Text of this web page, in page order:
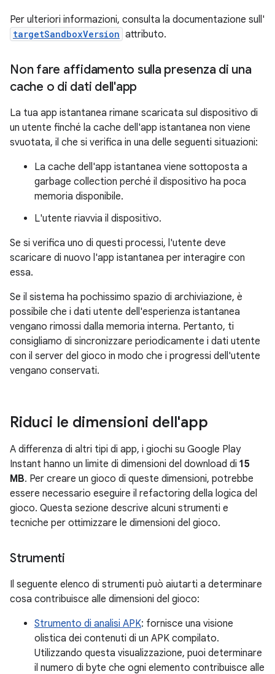
Per ulteriori informazioni, consulta la documentazione sull'
targetSandboxVersion attributo.
Non fare affidamento sulla presenza di una
cache o di dati dell'app
La tua app istantanea rimane scaricata sul dispositivo di
un utente finché la cache dell'app istantanea non viene
svuotata, il che si verifica in una delle seguenti situazioni:
La cache dell'app istantanea viene sottoposta a
garbage collection perché il dispositivo ha poca
memoria disponibile.
L'utente riavvia il dispositivo.
Se si verifica uno di questi processi, l'utente deve
scaricare di nuovo l'app istantanea per interagire con
essa.
Se il sistema ha pochissimo spazio di archiviazione, è
possibile che i dati utente dell'esperienza istantanea
vengano rimossi dalla memoria interna. Pertanto, ti
consigliamo di sincronizzare periodicamente i dati utente
con il server del gioco in modo che i progressi dell'utente
vengano conservati.
Riduci le dimensioni dell'app
A differenza di altri tipi di app, i giochi su Google Play
Instant hanno un limite di dimensioni del download di 15
MB. Per creare un gioco di queste dimensioni, potrebbe
essere necessario eseguire il refactoring della logica del
gioco. Questa sezione descrive alcuni strumenti e
tecniche per ottimizzare le dimensioni del gioco.
Strumenti
Il seguente elenco di strumenti può aiutarti a determinare
cosa contribuisce alle dimensioni del gioco:
Strumento di analisi APK: fornisce una visione
olistica dei contenuti di un APK compilato.
Utilizzando questa visualizzazione, puoi determinare
il numero di byte che ogni elemento contribuisce alle